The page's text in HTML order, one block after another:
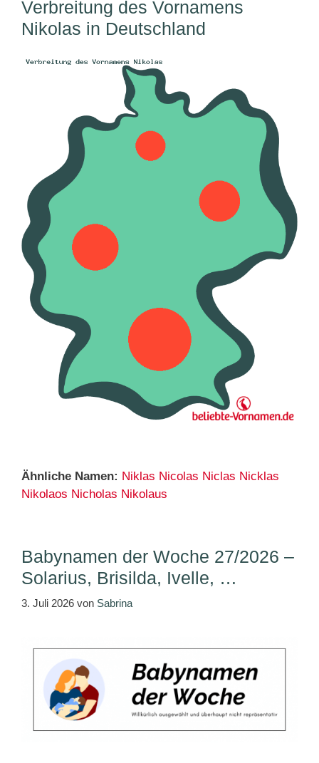
Verbreitung des Vornamens
Nikolas in Deutschland
Ähnliche Namen: Niklas Nicolas Niclas Nicklas
Nikolaos Nicholas Nikolaus
Babynamen der Woche 27/2026 –
Solarius, Brisilda, Ivelle, …
3. Juli 2026 von Sabrina